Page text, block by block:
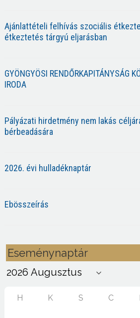
Ajánlattételi felhívás szociális
étkeztetés tárgyú eljarásban
GYÖNGYÖSI RENDŐRKAPITÁNYSÁG
IRODA
Pályázati hirdetmény nem lakás
bérbeadására
2026. évi hulladéknaptár
Ebösszeírás
Eseménynaptár
H K S C